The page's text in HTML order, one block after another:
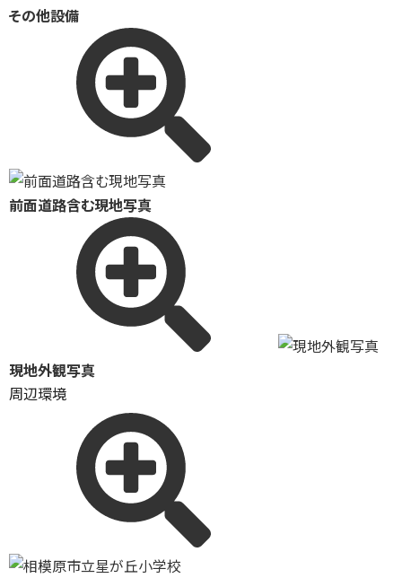
その他設備
前面道路含む現地写真
現地外観写真
周辺環境